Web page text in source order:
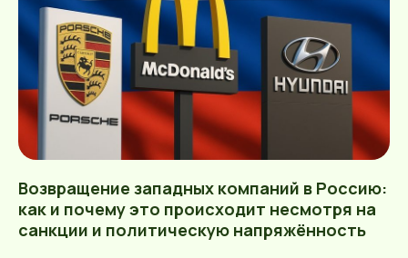
Возвращение западных компаний в Россию:
как и почему это происходит несмотря на
санкции и политическую напряжённость